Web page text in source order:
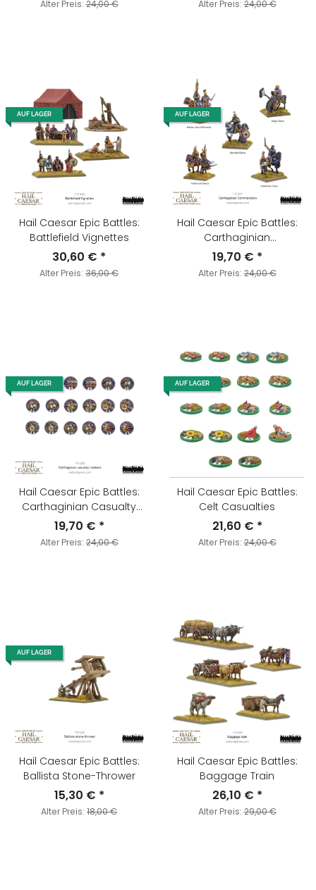
Alter Preis:24,00 € Alter Preis:24,00 €
AUF LAGER
Hail Caesar Epic Battles:
Battlefield Vignettes
30,60 € *
Alter Preis: 36,00 €
AUF LAGER
Hail Caesar Epic Battles:
Carthaginian
Commanders
19,70 € *
Alter Preis:24,00 €
AUF LAGER
Hail Caesar Epic Battles:
Carthaginian Casualty
Markers
19,70 € *
Alter Preis:24,00 €
AUF LAGER
Hail Caesar Epic Battles:
Celt Casualties
21,60 € *
Alter Preis:24,00 €
AUF LAGER
Hail Caesar Epic Battles:
Ballista Stone-Thrower
15,30 € *
Alter Preis: 18,00 €
Hail Caesar Epic Battles:
Baggage Train
26,10 € *
Alter Preis:29,00 €